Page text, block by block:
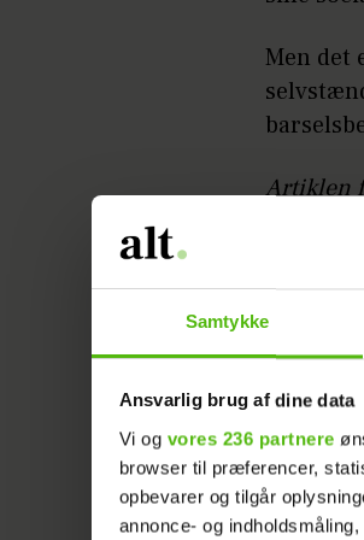
Samtykke
Ansvarlig brug af dine data
Vi og vores 236 partnere
browser til præferencer,
opbevarer og tilgår
annonce- og
Men det
Artiklen
holde
ikke
til at